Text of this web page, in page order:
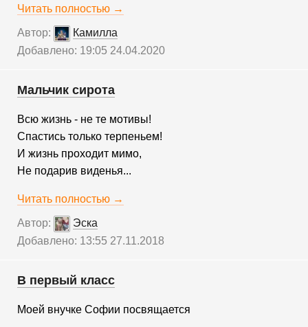
Читать полностью →
Автор:
Камилла
Добавлено: 19:05 24.04.2020
Мальчик сирота
Всю жизнь - не те мотивы!
Спастись только терпеньем!
И жизнь проходит мимо,
Не подарив виденья...
Читать полностью →
Автор:
Эска
Добавлено: 13:55 27.11.2018
В первый класс
Моей внучке Софии посвящается